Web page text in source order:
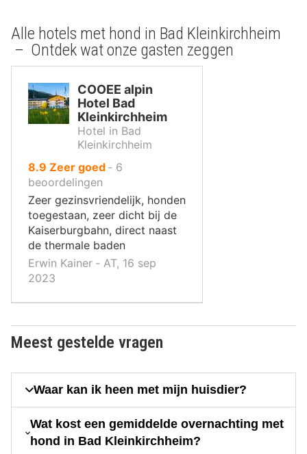
Alle hotels met hond in Bad Kleinkirchheim
– Ontdek wat onze gasten zeggen
COOEE alpin
Hotel Bad
Kleinkirchheim
Hotel in Bad
Kleinkirchheim
8.9 uit
10
,
Zeer goed ‐ 6
beoordelingen
Zeer gezinsvriendelijk, honden
toegestaan, zeer dicht bij de
Kaiserburgbahn, direct naast
de thermale baden
Erwin Kainer ‐ AT, 16 sep
2023
Meest gestelde vragen
Waar kan ik heen met mijn huisdier?
Wat kost een gemiddelde overnachting met
hond in Bad Kleinkirchheim?